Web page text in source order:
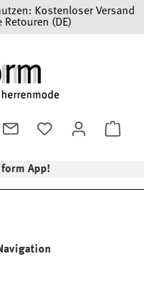
Kostenloser Versand
(DE)
App!